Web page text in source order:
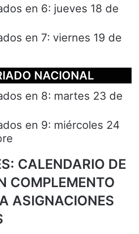
en 6: jueves 18 de
en 7: viernes 19 de
NACIONAL
en 8: martes 23 de
en 9: miércoles 24
CALENDARIO DE
COMPLEMENTO
ASIGNACIONES